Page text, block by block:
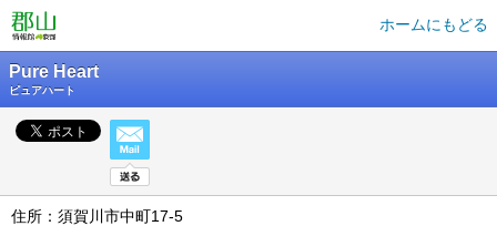
ホームにもどる
Pure Heart
ピュアハート
住所：須賀川市中町17-5